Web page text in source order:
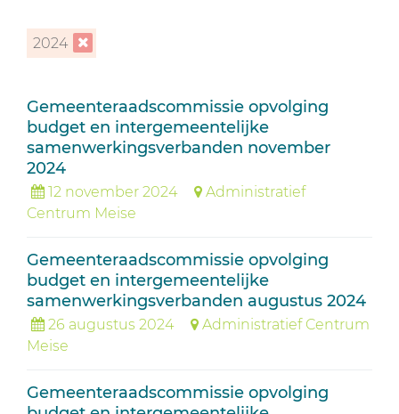
2024
Gemeenteraadscommissie opvolging
budget en intergemeentelijke
samenwerkingsverbanden november
2024
12 november 2024
Administratief
Centrum Meise
Gemeenteraadscommissie opvolging
budget en intergemeentelijke
samenwerkingsverbanden augustus 2024
26 augustus 2024
Administratief Centrum
Meise
Gemeenteraadscommissie opvolging